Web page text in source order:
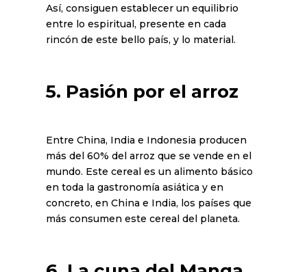
Así, consiguen establecer un equilibrio
entre lo espiritual, presente en cada
rincón de este bello país, y lo material.
5. Pasión por el arroz
Entre China, India e Indonesia producen
más del 60% del arroz que se vende en el
mundo. Este cereal es un alimento básico
en toda la gastronomía asiática y en
concreto, en China e India, los países que
más consumen este cereal del planeta.